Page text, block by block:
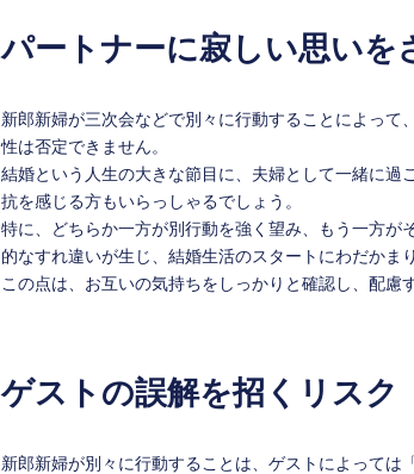
パートナーに寂しい思いを
新郎新婦が三次会などで別々に行動することによって
性は否定できません。
結婚という人生の大きな節目に、夫婦として一緒に過
抗を感じる方もいらっしゃるでしょう。
特に、どちらか一方が別行動を強く望み、もう一方が
的なすれ違いが生じ、結婚生活のスタートにわだかま
この点は、お互いの気持ちをしっかりと確認し、配慮
ゲストの誤解を招くリスク
新郎新婦が別々に行動することは、ゲストによっては